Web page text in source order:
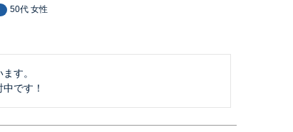
50代 女性
す。
です！